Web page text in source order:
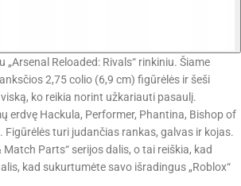
„Arsenal Reloaded: Rivals“ rinkiniu. Šiame
2,75 colio (6,9 cm) figūrėlės ir šeši
ko reikia norint užkariauti pasaulį.
erdvę Hackula, Performer, Phantina, Bishop of
Figūrėlės turi judančias rankas, galvas ir kojas.
Match Parts“ serijos dalis, o tai reiškia, kad
kad sukurtumėte savo išradingus „Roblox“